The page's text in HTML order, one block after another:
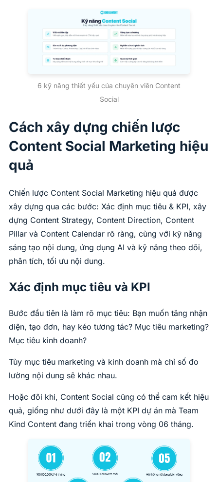
6 kỹ năng thiết yếu của chuyên viên Content
Social
Cách xây dựng chiến lược
Content Social Marketing hiệu
quả
Chiến lược Content Social Marketing hiệu quả được
xây dựng qua các bước: Xác định mục tiêu & KPI, xây
dựng Content Strategy, Content Direction, Content
Pillar và Content Calendar rõ ràng, cùng với kỹ năng
sáng tạo nội dung, ứng dụng AI và kỹ năng theo dõi,
phân tích, tối ưu nội dung.
Xác định mục tiêu và KPI
Bước đầu tiên là làm rõ mục tiêu: Bạn muốn tăng nhận
diện, tạo đơn, hay kéo tương tác? Mục tiêu marketing?
Mục tiêu kinh doanh?
Tùy mục tiêu marketing và kinh doanh mà chỉ số đo
lường nội dung sẽ khác nhau.
Hoặc đôi khi, Content Social cũng có thể cam kết hiệu
quả, giống như dưới đây là một KPI dự án mà Team
Kind Content đang triển khai trong vòng 06 tháng.